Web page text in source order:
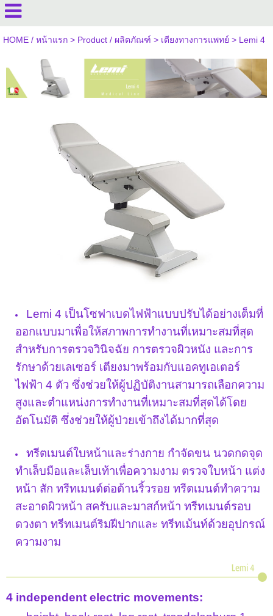
HOME / หน้าแรก> Product / ผลิตภัณฑ์ > เตียงทางการแพทย์ > Lemi 4
Lemi 4 เป็นโซฟาเบดไฟฟ้าแบบปรับได้อย่างเต็มที่
ออกแบบมาเพื่อให้สภาพการทำงานที่เหมาะสมที่สุด
สำหรับการตรวจวินิจฉัย การตรวจผิวหนัง และการ
รักษาด้วยเลเซอร์ เตียงมาพร้อมกับแอคทูเอเตอร์
ไฟฟ้า 4 ตัว ซึ่งช่วยให้ผู้ปฏิบัติงานสามารถเลือกความ
สูงและตำแหน่งการทำงานที่เหมาะสมที่สุดได้โดย
อัตโนมัติ ซึ่งช่วยให้ผู้ป่วยเข้าถึงได้มากที่สุด
ทรีตเมนต์ใบหน้าและร่างกาย กำจัดขน นวดกดจุด
ทำเล็บมือและเล็บเท้าเพื่อความงาม ตรวจใบหน้า แต่ง
หน้า สัก ทรีทเมนต์ต่อต้านริ้วรอย ทรีตเมนต์ทำความ
สะอาดผิวหน้า สครับและมาสก์หน้า ทรีทเมนต์รอบ
ดวงตา ทรีทเมนต์ริมฝีปากและ ทรีทเม้นท์ด้วยอุปกรณ์
ความงาม
4 independent electric movements: